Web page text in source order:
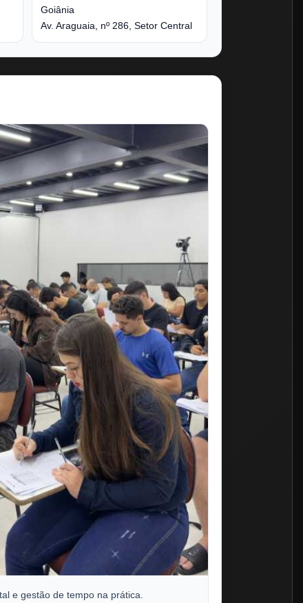
Goiânia
Av. Araguaia, nº 286, Setor Central
e gestão de tempo na prática.